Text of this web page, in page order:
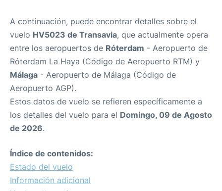
A continuación, puede encontrar detalles sobre el
vuelo HV5023 de Transavia, que actualmente opera
entre los aeropuertos de Róterdam - Aeropuerto de
Róterdam La Haya (Código de Aeropuerto RTM) y
Málaga - Aeropuerto de Málaga (Código de
Aeropuerto AGP).
Estos datos de vuelo se refieren específicamente a
los detalles del vuelo para el Domingo, 09 de Agosto
de 2026.
Índice de contenidos:
Estado del vuelo
Información adicional